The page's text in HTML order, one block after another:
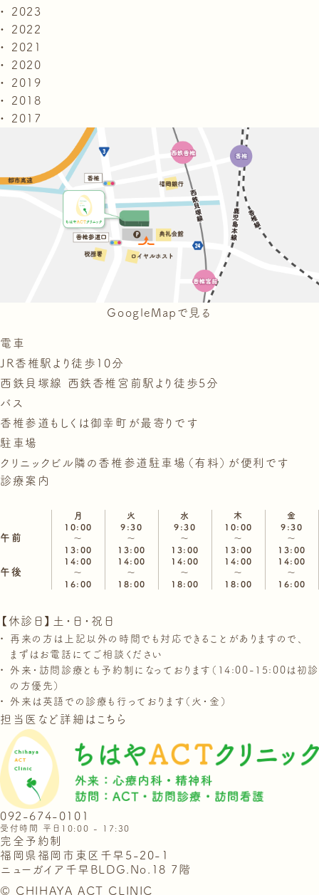
2023
2022
2021
2020
2019
2018
2017
GoogleMapで見る
電車
JR香椎駅より徒歩10分
西鉄貝塚線 西鉄香椎宮前駅より徒歩5分
バス
香椎参道もしくは御幸町が最寄りです
駐車場
クリニックビル隣の香椎参道駐車場（有料）が便利です
診療案内
月 火 水 木 金
午前
10:00
～
13:00
9:30
～
13:00
9:30
～
13:00
10:00
～
13:00
9:30
～
13:00
午後
14:00
～
16:00
14:00
～
18:00
14:00
～
18:00
14:00
～
18:00
14:00
～
16:00
【休診日】土・日・祝日
再来の方は上記以外の時間でも対応できることがありますので、
まずはお電話にてご相談ください
外来・訪問診療とも予約制になっております（14:00-15:00は初診
の方優先）
外来は英語での診療も行っております（火・金）
担当医など詳細はこちら
092-674-0101
受付時間 平日10:00 - 17:30
完全予約制
福岡県福岡市東区千早5-20-1
ニューガイア千早BLDG.No.18 7階
© CHIHAYA ACT CLINIC